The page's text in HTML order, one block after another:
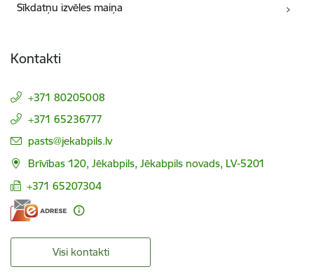
Sīkdatņu izvēles maiņa
Kontakti
+371 80205008
+371 65236777
E-pasts:
pasts@jekabpils.lv
Brīvības 120, Jēkabpils, Jēkabpils novads, LV-5201
+371 65207304
Visi kontakti